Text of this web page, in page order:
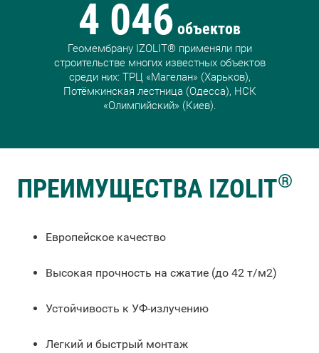
4 046 объектов
Геомембрану IZOLIT® применяли при
строительстве многих известных объектов
среди них: ТРЦ «Магелан» (Харьков),
Потёмкинская лестница (Одесса), НСК
«Олимпийский» (Киев).
ПРЕИМУЩЕСТВА IZOLIT®
Европейское качество
Высокая прочность на сжатие (до 42 т/м2)
Устойчивость к УФ-излучению
Легкий и быстрый монтаж